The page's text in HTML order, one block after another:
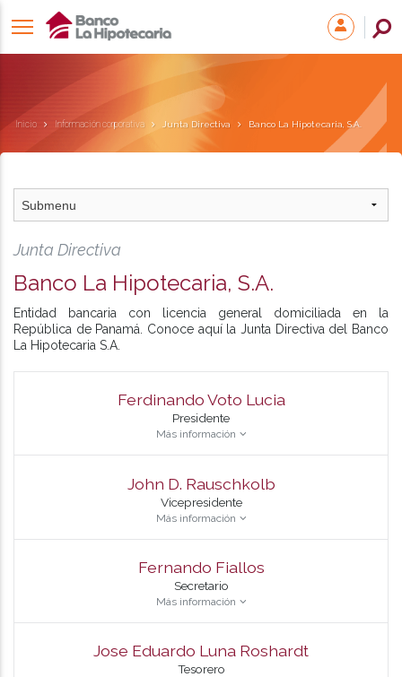
Inicio Información corporativa Junta Directiva Banco La Hipotecaria, S.A.
Junta Directiva
Banco La Hipotecaria, S.A.
Entidad bancaria con licencia general domiciliada en la
República de Panamá. Conoce aquí la Junta Directiva del Banco
La Hipotecaria S.A.
Ferdinando Voto Lucia
Presidente
Más información
John D. Rauschkolb
Vicepresidente
Más información
Fernando Fiallos
Secretario
Más información
Jose Eduardo Luna Roshardt
Tesorero